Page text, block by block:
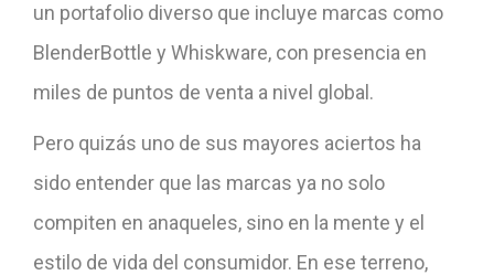
un portafolio diverso que incluye marcas como
BlenderBottle y Whiskware, con presencia en
miles de puntos de venta a nivel global.
Pero quizás uno de sus mayores aciertos ha
sido entender que las marcas ya no solo
compiten en anaqueles, sino en la mente y el
estilo de vida del consumidor. En ese terreno,